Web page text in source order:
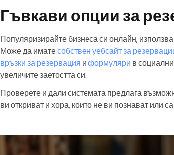
Гъвкави опции за
Популяризирайте бизнеса си онлайн,
Може да иматесобствен уебсайт за
връзки за резервация и формуляри в
увеличите заетостта си.
Проверете и дали системата предлага
ви откриват и хора, които не ви познават или